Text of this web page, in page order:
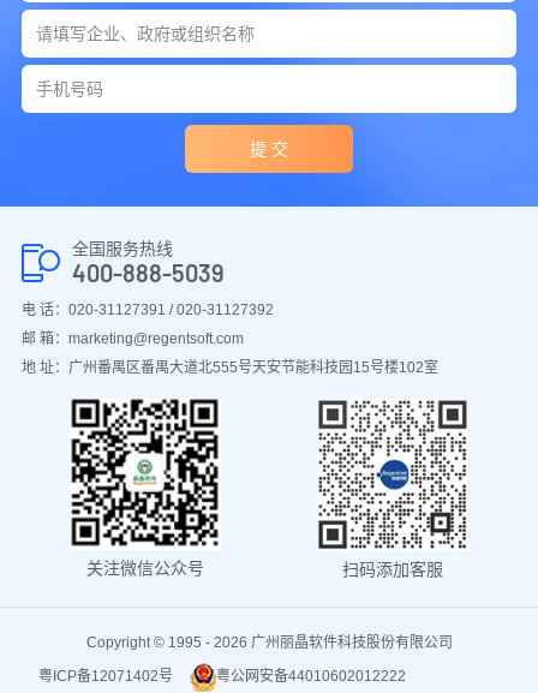
提 交
全国服务热线
400-888-5039
电 话：020-31127391 / 020-31127392
邮 箱：marketing@regentsoft.com
地 址：广州番禺区番禺大道北555号天安节能科技园15号楼102室
关注微信公众号 扫码添加客服
Copyright © 1995 - 2026 广州丽晶软件科技股份有限公司
粤ICP备12071402号
粤公网安备44010602012222